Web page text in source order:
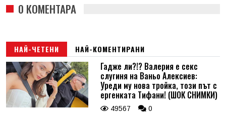
0 КОМЕНТАРА
НАЙ-ЧЕТЕНИ НАЙ-КОМЕНТИРАНИ
Гадже ли?!? Валерия е секс
слугиня на Ваньо Алексиев:
Уреди му нова тройка, този път с
ергенката Тифани! (ШОК СНИМКИ)
49567 0